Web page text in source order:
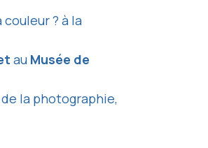
? à la
au Musée de
la photographie,